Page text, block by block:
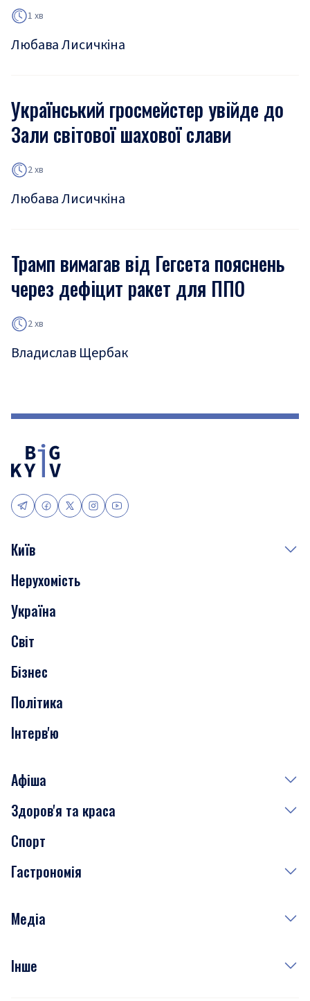
1 хв
Любава Лисичкіна
Український гросмейстер увійде до
Зали світової шахової слави
2 хв
Любава Лисичкіна
Трамп вимагав від Гегсета пояснень
через дефіцит ракет для ППО
2 хв
Владислав Щербак
Київ
Події
Скандали
Нерухомість
Транспорт
Нерухомість
Україна
Світ
Бізнес
Політика
Інтерв'ю
Афіша
Сьогодні
Завтра
Субота
Здоров'я та краса
Медицина
Краса
Спорт
Гастрономія
Рецепти
Медіа
Фото
Інше